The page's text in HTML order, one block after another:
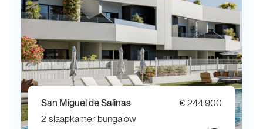
San Miguel de Salinas
€ 244.900
2 slaapkamer bungalow